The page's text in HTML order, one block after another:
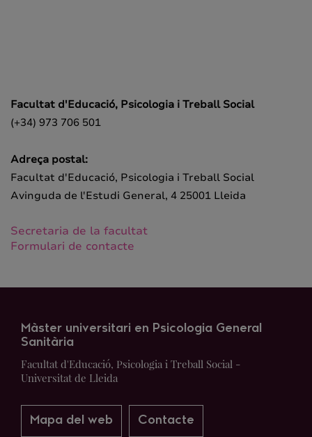
Facultat d'Educació, Psicologia i Treball Social
(+34) 973 706 501
Adreça postal:
Facultat d'Educació, Psicologia i Treball Social
Avinguda de l'Estudi General, 4 25001 Lleida
Secretaria de la facultat
Formulari de contacte
Màster universitari en Psicologia General
Sanitària
Facultat d'Educació, Psicologia i Treball Social -
Universitat de Lleida
Mapa del web Contacte